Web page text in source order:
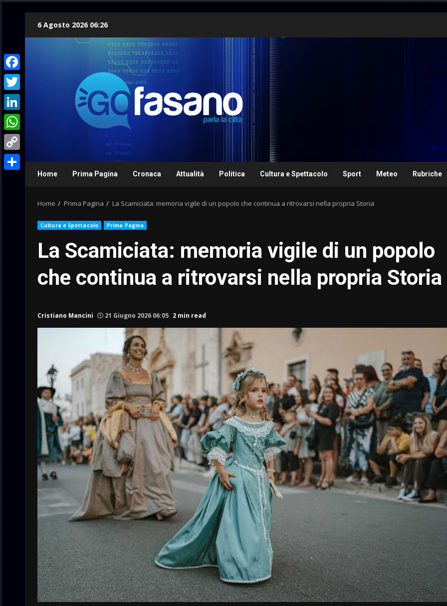
6 Agosto 2026 06:26
Home Prima Pagina Cronaca Attualità Politica Cultura e Spettacolo Sport Meteo Rubriche
Home Prima Pagina La Scamiciata: memoria vigile di un popolo che continua a ritrovarsi nella propria Storia
Cultura e Spettacolo Prima Pagina
La Scamiciata: memoria vigile di un popolo
che continua a ritrovarsi nella propria Storia
Cristiano Mancini 21 Giugno 2026 06:05 2 min read
Facebook
Twitter
LinkedIn
WhatsApp
Copy